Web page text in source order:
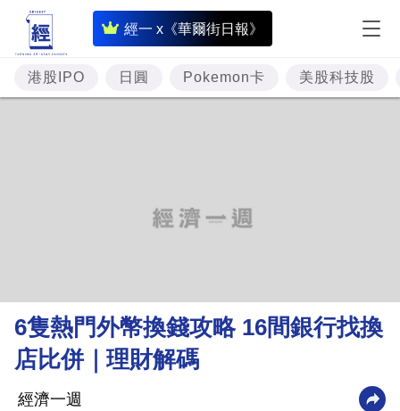
經一 x《華爾街日報》
即
時
財
經
理
財
商
港股IPO 日圓 Pokemon卡 美股科技股
6隻熱門外幣換錢攻略 16間銀行找換
店比併｜理財解碼
經濟一週